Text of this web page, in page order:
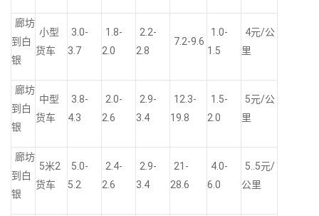
廊坊
到白
银
小型
货车
3.0-
3.7
1.8-
2.0
2.2-
2.8
7.2-9.6
1.0-
1.5
4元/公
里
廊坊
到白
银
中型
货车
3.8-
4.3
2.0-
2.6
2.9-
3.4
12.3-
19.8
1.5-
2.0
5元/公
里
廊坊
到白
银
5米2
货车
5.0-
5.2
2.4-
2.6
2.9-
3.4
21-
28.6
4.0-
6.0
5..5元/
公里